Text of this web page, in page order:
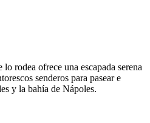
rodea ofrece una escapada serena
senderos para pasear e
y la bahía de Nápoles.